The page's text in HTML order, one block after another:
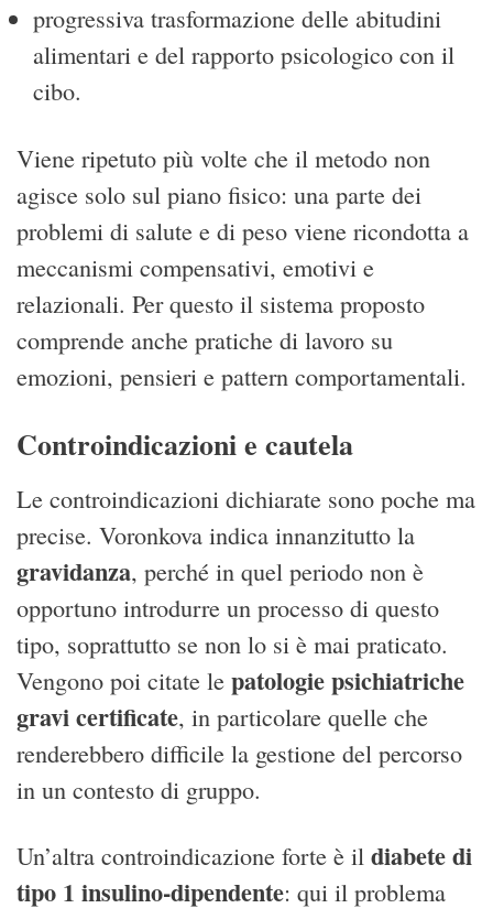
progressiva trasformazione delle abitudini
alimentari e del rapporto psicologico con il
cibo.
Viene ripetuto più volte che il metodo non
agisce solo sul piano fisico: una parte dei
problemi di salute e di peso viene ricondotta a
meccanismi compensativi, emotivi e
relazionali. Per questo il sistema proposto
comprende anche pratiche di lavoro su
emozioni, pensieri e pattern comportamentali.
Controindicazioni e cautela
Le controindicazioni dichiarate sono poche ma
precise. Voronkova indica innanzitutto la
gravidanza, perché in quel periodo non è
opportuno introdurre un processo di questo
tipo, soprattutto se non lo si è mai praticato.
Vengono poi citate le patologie psichiatriche
gravi certificate, in particolare quelle che
renderebbero difficile la gestione del percorso
in un contesto di gruppo.
Un’altra controindicazione forte è il diabete di
tipo 1 insulino-dipendente: qui il problema